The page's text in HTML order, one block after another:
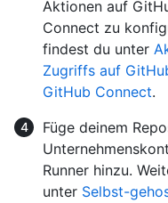
Aktionen auf
Connect zu
findest du unter
Zugriffs auf
GitHub Connect.
Füge deinem
Runner hinzu.
unter Selbst-